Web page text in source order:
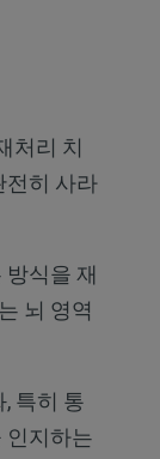
처리 치
전히 사라
식을 재
뇌 영역
특히 통
인지하는